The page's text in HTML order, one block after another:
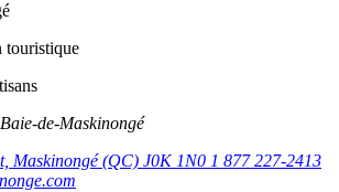
touristique
de-Maskinongé
Maskinongé (QC) J0K 1N0 1 877 227-2413